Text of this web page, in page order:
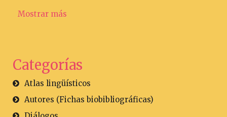
Mostrar más
Categorías
Atlas lingüísticos
Autores (Fichas biobibliográficas)